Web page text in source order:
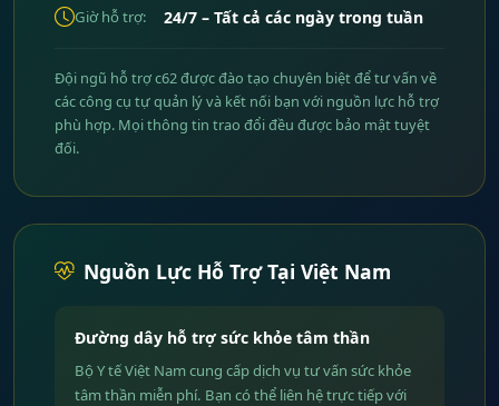
Giờ hỗ trợ: 24/7 – Tất cả các ngày trong tuần
Đội ngũ hỗ trợ c62 được đào tạo chuyên biệt để tư vấn về
các công cụ tự quản lý và kết nối bạn với nguồn lực hỗ trợ
phù hợp. Mọi thông tin trao đổi đều được bảo mật tuyệt
đối.
Nguồn Lực Hỗ Trợ Tại Việt Nam
Đường dây hỗ trợ sức khỏe tâm thần
Bộ Y tế Việt Nam cung cấp dịch vụ tư vấn sức khỏe
tâm thần miễn phí. Bạn có thể liên hệ trực tiếp với